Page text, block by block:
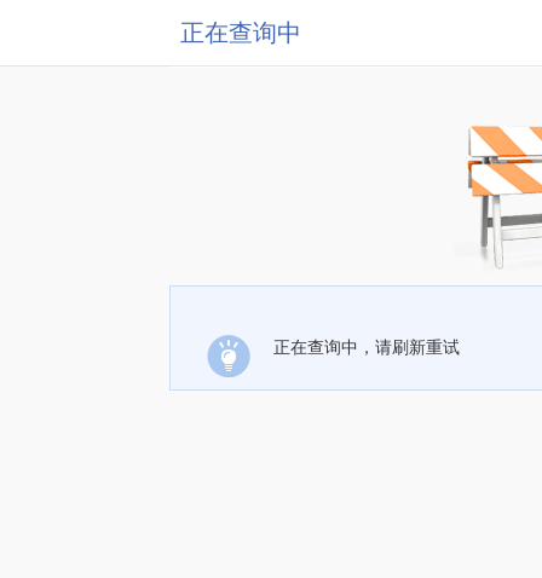
正在查询中
正在查询中，请刷新重试